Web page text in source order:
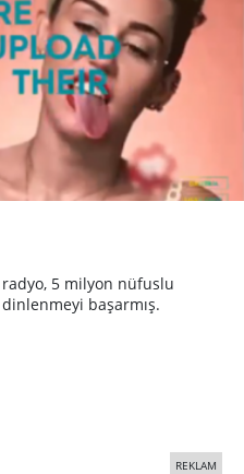
radyo, 5 milyon nüfuslu
başarmış.
REKLAM